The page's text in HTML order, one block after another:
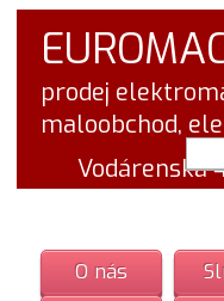
prodej
maloobchod,
Vodárenská
O nás